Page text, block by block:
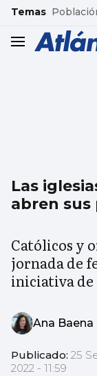
common.go-to-
Temas
Las
abren
Católicos y
jornada de
iniciativa de
Ana Baena
Publicado: 25
2022 - 11:59